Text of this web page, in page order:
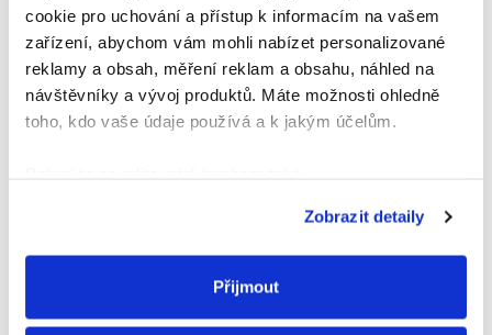
cookie pro uchování a přístup k informacím na vašem
zařízení, abychom vám mohli nabízet personalizované
reklamy a obsah, měření reklam a obsahu, náhled na
návštěvníky a vývoj produktů. Máte možnosti ohledně
toho, kdo vaše údaje používá a k jakým účelům.
poloze, které mohou být přesné na několik metrů
Identifikovali vaše zařízení pomocí aktivního
skenování pro konkrétní charakteristiky (otisk prstu)
Zjistěte více o tom, jak zpracováváme vaše osobní
Zobrazit detaily
Přijmout
E-mail